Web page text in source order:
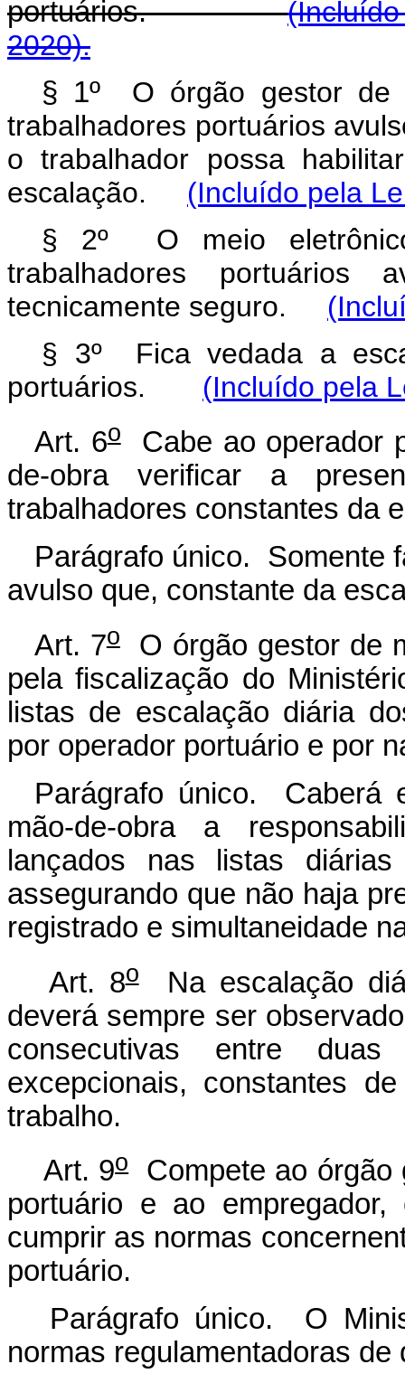
portuários.
2020).
§ 1º O órgão gestor de
trabalhadores portuários
o trabalhador possa
escalação. (Incluído pela
§ 2º O meio
trabalhadores portuários
tecnicamente seguro.
§ 3º Fica vedada a
portuários. (Incluído pela
Art. 6oCabe ao operador
de-obra verificar a
trabalhadores constantes da
Parágrafo único. Somente
avulso que, constante da
Art. 7oO órgão gestor de
pela fiscalização do
listas de escalação diária
por operador portuário e por
Parágrafo único. Caberá
mão-de-obra a
lançados nas listas
assegurando que não haja
registrado e simultaneidade
Art. 8oNa escalação
deverá sempre ser
consecutivas entre
excepcionais, constantes
trabalho.
Art. 9oCompete ao órgão
portuário e ao
cumprir as normas
portuário.
Parágrafo único. O
normas regulamentadoras